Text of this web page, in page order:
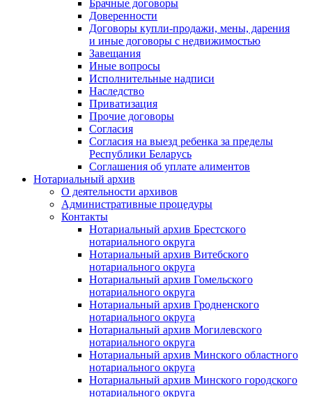
Брачные договоры
Доверенности
Договоры купли-продажи, мены, дарения
и иные договоры с недвижимостью
Завещания
Иные вопросы
Исполнительные надписи
Наследство
Приватизация
Прочие договоры
Согласия
Согласия на выезд ребенка за пределы
Республики Беларусь
Соглашения об уплате алиментов
Нотариальный архив
О деятельности архивов
Административные процедуры
Контакты
Нотариальный архив Брестского
нотариального округа
Нотариальный архив Витебского
нотариального округа
Нотариальный архив Гомельского
нотариального округа
Нотариальный архив Гродненского
нотариального округа
Нотариальный архив Могилевского
нотариального округа
Нотариальный архив Минского областного
нотариального округа
Нотариальный архив Минского городского
нотариального округа